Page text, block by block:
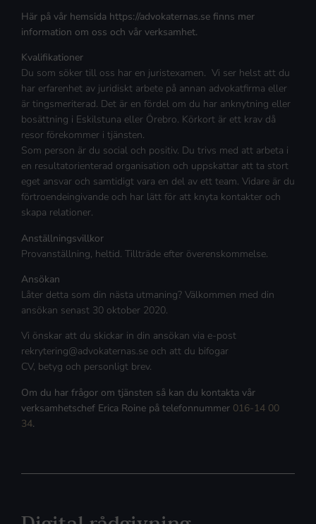
Här på vår hemsida https://advokaternas.se finns mer
information om oss och vår verksamhet.
Kvalifikationer
Du som söker till oss har en juristexamen. Vi ser helst att du
har erfarenhet av juridiskt arbete på annan advokatfirma eller
är tingsmeriterad. Det är en fördel om du har anknytning eller
bosättning i Eskilstuna eller Örebro. Körkort är ett krav då
resor förekommer i tjänsten.
Som person är du social och positiv. Du trivs med att arbeta i
en resultatorienterad organisation och uppskattar att ta stort
eget ansvar och samtidigt vara en del av ett team. Vidare är du
förtroendeingivande och har lätt för att knyta kontakter och
skapa relationer.
Anställningsvillkor
Provanställning, heltid. Tillträde efter överenskommelse.
Ansökan
Låter detta som din nästa utmaning? Välkommen med din
ansökan senast 30 oktober 2020.
Vi önskar att du skickar in din ansökan via e-post
rekrytering@advokaternas.se och att du bifogar
CV, betyg och personligt brev.
Om du har frågor om tjänsten så kan du kontakta vår
verksamhetschef Erica Roine på telefonnummer 016-14 00
34.